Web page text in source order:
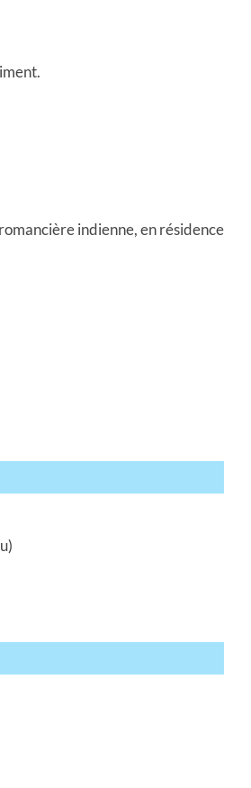
indienne, en résidence